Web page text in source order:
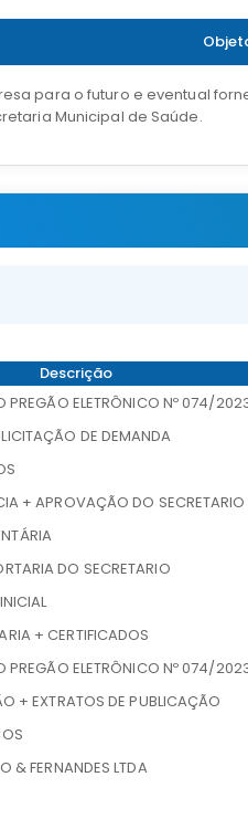
para o futuro e eventual
Municipal de Saúde.
Descrição
PREGÃO ELETRÔNICO Nº 074/
DE DEMANDA
+ APROVAÇÃO DO SECRETARIO
DO SECRETARIO
+ CERTIFICADOS
PREGÃO ELETRÔNICO Nº 074/
+ EXTRATOS DE PUBLICAÇÃO
& FERNANDES LTDA